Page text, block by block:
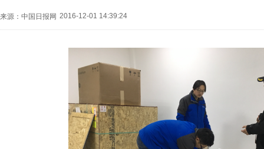
来源：中国日报网 2016-12-01 14:39:24